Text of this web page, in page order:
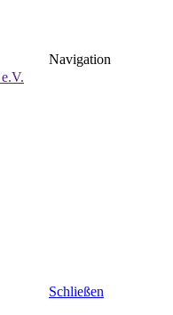
Navigation
Schließen